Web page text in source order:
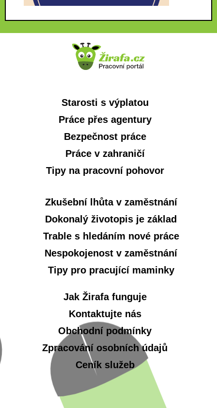
Starosti s výplatou
Práce přes agentury
Bezpečnost práce
Práce v zahraničí
Tipy na pracovní pohovor
Zkušební lhůta v zaměstnání
Dokonalý životopis je základ
Trable s hledáním nové práce
Nespokojenost v zaměstnání
Tipy pro pracující maminky
Jak Žirafa funguje
Kontaktujte nás
Obchodní podmínky
Zpracování osobních údajů
Ceník služeb